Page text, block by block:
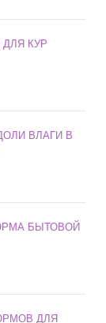
КУР
ВЛАГИ В
БЫТОВОЙ
ДЛЯ